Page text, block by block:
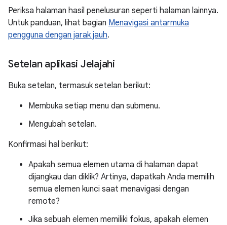
Periksa halaman hasil penelusuran seperti halaman lainnya.
Untuk panduan, lihat bagian Menavigasi antarmuka
pengguna dengan jarak jauh.
Setelan aplikasi Jelajahi
Buka setelan, termasuk setelan berikut:
Membuka setiap menu dan submenu.
Mengubah setelan.
Konfirmasi hal berikut:
Apakah semua elemen utama di halaman dapat
dijangkau dan diklik? Artinya, dapatkah Anda memilih
semua elemen kunci saat menavigasi dengan
remote?
Jika sebuah elemen memiliki fokus, apakah elemen